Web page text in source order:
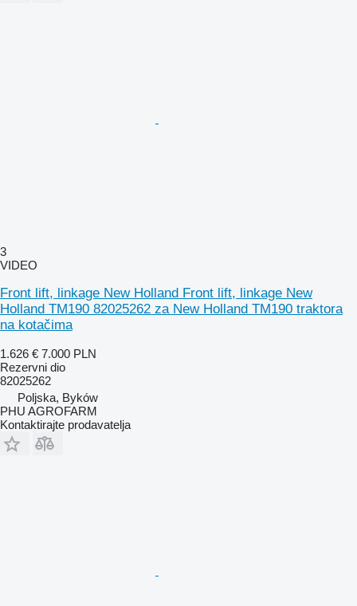
3
VIDEO
Front lift, linkage New Holland Front lift, linkage New
Holland TM190 82025262 za New Holland TM190 traktora
na kotačima
1.626 € 7.000 PLN
Rezervni dio
82025262
Poljska, Byków
PHU AGROFARM
Kontaktirajte prodavatelja